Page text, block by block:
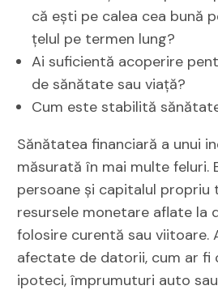
că ești pe calea cea bună
țelul pe termen lung?
Ai suficientă acoperire
de sănătate sau viață?
Cum este stabilită
Sănătatea financiară a unui
măsurată în mai multe feluri.
persoane și capitalul
resursele monetare aflate la
folosire curentă sau viitoare.
afectate de datorii, cum ar fi
ipoteci, împrumuturi auto